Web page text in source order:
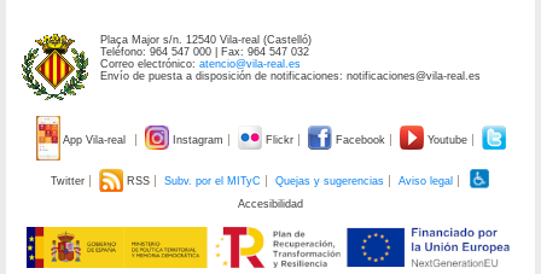
Plaça Major s/n. 12540 Vila-real (Castelló)
Teléfono: 964 547 000 | Fax: 964 547 032
Correo electrónico:atencio@vila-real.es
Envío de puesta a disposición de notificaciones: notificaciones@vila-real.es
App Vila-real Instagram Flickr Facebook Youtube
Twitter RSS Subv. por el MITyC Quejas y sugerencias
Aviso legal
Accesibilidad